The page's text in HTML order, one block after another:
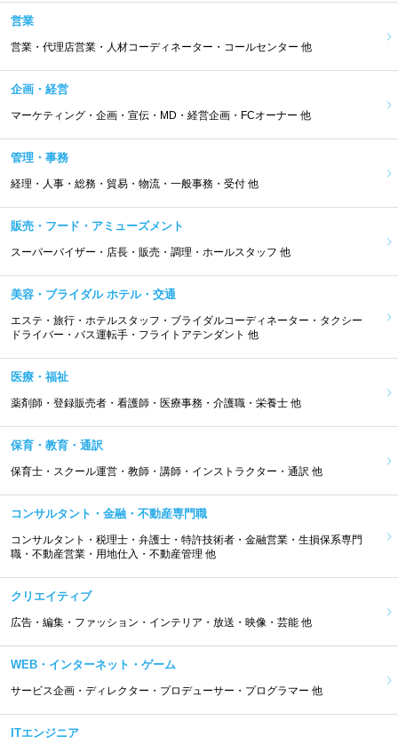
営業
営業・代理店営業・人材コーディネーター・コールセンター 他
企画・経営
マーケティング・企画・宣伝・MD・経営企画・FCオーナー 他
管理・事務
経理・人事・総務・貿易・物流・一般事務・受付 他
販売・フード・アミューズメント
スーパーバイザー・店長・販売・調理・ホールスタッフ 他
美容・ブライダル ホテル・交通
エステ・旅行・ホテルスタッフ・ブライダルコーディネーター・タクシー
ドライバー・バス運転手・フライトアテンダント 他
医療・福祉
薬剤師・登録販売者・看護師・医療事務・介護職・栄養士 他
保育・教育・通訳
保育士・スクール運営・教師・講師・インストラクター・通訳 他
コンサルタント・金融・不動産専門職
コンサルタント・税理士・弁護士・特許技術者・金融営業・生損保系専門
職・不動産営業・用地仕入・不動産管理 他
クリエイティブ
広告・編集・ファッション・インテリア・放送・映像・芸能 他
WEB・インターネット・ゲーム
サービス企画・ディレクター・プロデューサー・プログラマー 他
ITエンジニア